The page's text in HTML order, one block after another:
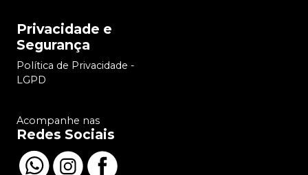
Privacidade e
Segurança
Política de Privacidade -
LGPD
Acompanhe nas
Redes Sociais